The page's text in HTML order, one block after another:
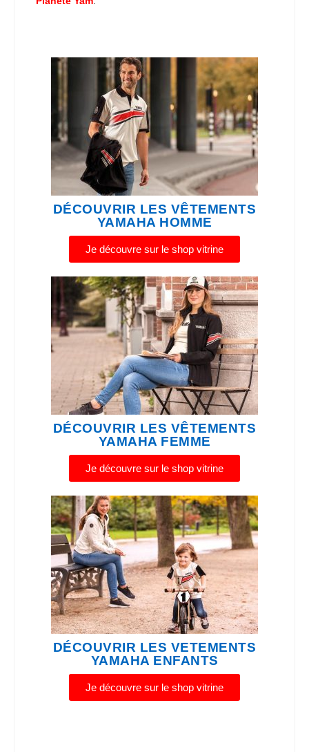
DÉCOUVRIR LES VÊTEMENTS
YAMAHA HOMME
Je découvre sur le shop vitrine
DÉCOUVRIR LES VÊTEMENTS
YAMAHA FEMME
Je découvre sur le shop vitrine
DÉCOUVRIR LES VETEMENTS
YAMAHA ENFANTS
Je découvre sur le shop vitrine